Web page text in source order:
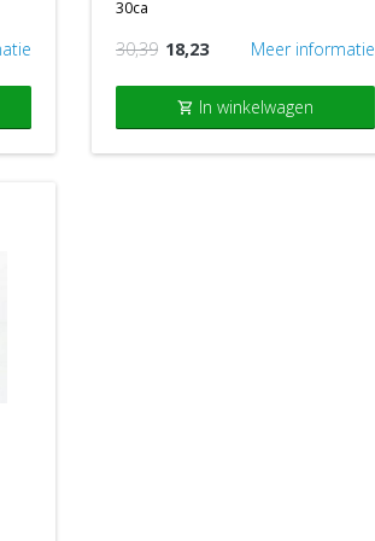
30ca
30,39 18,23 Meer informatie
shopping_cart In winkelwagen